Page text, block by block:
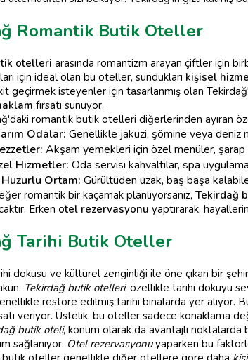
Romantik Butik Oteller
otelleri arasında romantizm arayan çiftler için
için ideal olan bu oteller, sundukları kişisel
geçirmek isteyenler için tasarlanmış olan
fırsatı sunuyor.
romantik butik otelleri diğerlerinden ayıran
Odalar: Genellikle jakuzi, şömine veya deniz
Akşam yemekleri için özel menüler, şarap
Hizmetler: Oda servisi kahvaltılar, spa
Ortam: Gürültüden uzak, baş başa
romantik bir kaçamak planlıyorsanız, Tekirdağ
Erken otel rezervasyonu yaptırarak,
Tarihi Butik Oteller
dokusu ve kültürel zenginliği ile öne çıkan bir
Tekirdağ butik otelleri, özellikle tarihi dokuyu
restore edilmiş tarihi binalarda yer alıyor.
veriyor. Üstelik, bu oteller sadece konaklama
butik oteli, konum olarak da avantajlı noktalarda
sağlanıyor. Otel rezervasyonuyaparken bu